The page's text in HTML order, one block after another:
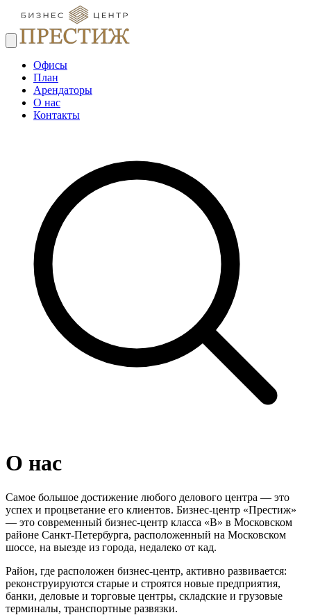
Офисы
План
Арендаторы
О нас
Контакты
О нас
Самое большое достижение любого делового центра — это
успех и процветание его клиентов. Бизнес-центр «Престиж»
— это современный бизнес-центр класса «В» в Московском
районе Санкт-Петербурга, расположенный на Московском
шоссе, на выезде из города, недалеко от кад.
Район, где расположен бизнес-центр, активно развивается:
реконструируются старые и строятся новые предприятия,
банки, деловые и торговые центры, складские и грузовые
терминалы, транспортные развязки.